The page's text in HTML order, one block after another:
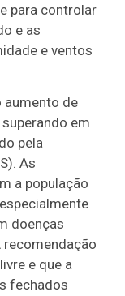
para controlar
e as
e ventos
aumento de
em
pela
As
a população
doenças
recomendação
e que a
fechados